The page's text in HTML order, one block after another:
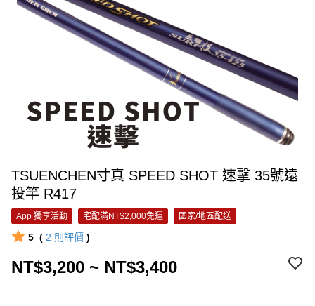
TSUENCHEN寸真 SPEED SHOT 速擊 35號遠
投竿 R417
App 獨享活動 宅配滿NT$2,000免運 國家/地區配送
5 ( 2 則評價 )
NT$3,200 ~ NT$3,400